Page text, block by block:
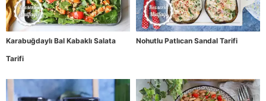
Karabuğdaylı Bal Kabaklı Salata
Tarifi
Nohutlu Patlıcan Sandal Tarifi